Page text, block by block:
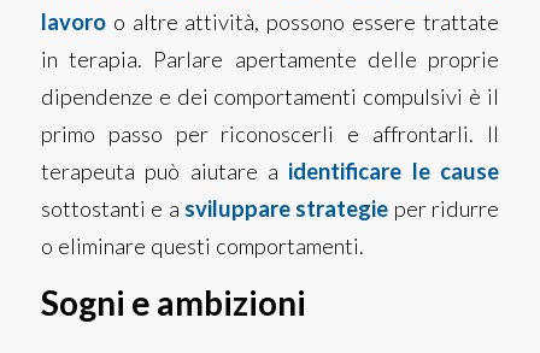
lavoroo altre attività, possono essere trattate
in terapia. Parlare apertamente delle proprie
dipendenze e dei comportamenti compulsivi è il
primo passo per riconoscerli e affrontarli. Il
terapeuta può aiutare a identificare le cause
sottostanti e a sviluppare strategie per ridurre
o eliminare questi comportamenti.
Sogni e ambizioni